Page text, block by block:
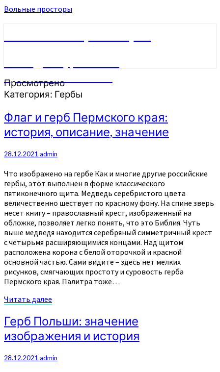
Вольные просторы
путешественников
Просмотрено
Категория: Гербы
Флаг
и
герб
края:
описание,
значение
Флаг и герб Пермского края:
история, описание, значение
28.12.2021 admin
Что изображено на гербе Как и многие другие российские
гербы, этот выполнен в форме классического
пятиконечного щита. Медведь серебристого цвета
величественно шествует по красному фону. На спине зверь
несет книгу – православный крест, изображенный на
обложке, позволяет легко понять, что это Библия. Чуть
выше медведя находится серебряный симметричный крест
с четырьмя расширяющимися концами. Над щитом
расположена корона с белой оторочкой и красной
основной частью. Сами видите – здесь нет мелких
рисунков, смягчающих простоту и суровость герба
Пермского края. Палитра тоже…
Читать далее
Герб
Польши:
значение
и
Герб Польши: значение
изображения и история
28.12.2021 admin